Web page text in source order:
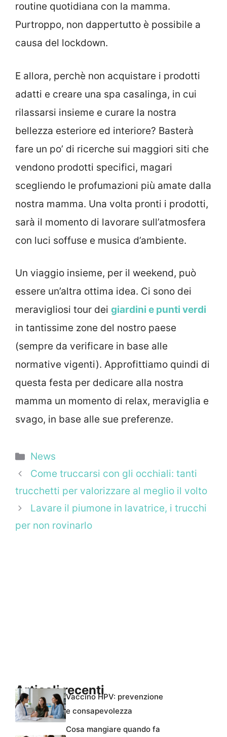
routine quotidiana con la mamma.
Purtroppo, non dappertutto è possibile a
causa del lockdown.
E allora, perchè non acquistare i prodotti
adatti e creare una spa casalinga, in cui
rilassarsi insieme e curare la nostra
bellezza esteriore ed interiore? Basterà
fare un po’ di ricerche sui maggiori siti che
vendono prodotti specifici, magari
scegliendo le profumazioni più amate dalla
nostra mamma. Una volta pronti i prodotti,
sarà il momento di lavorare sull’atmosfera
con luci soffuse e musica d’ambiente.
Un viaggio insieme, per il weekend, può
essere un’altra ottima idea. Ci sono dei
meravigliosi tour dei giardini e punti verdi
in tantissime zone del nostro paese
(sempre da verificare in base alle
normative vigenti). Approfittiamo quindi di
questa festa per dedicare alla nostra
mamma un momento di relax, meraviglia e
svago, in base alle sue preferenze.
Categorie
News
Come truccarsi con gli occhiali: tanti
trucchetti per valorizzare al meglio il volto
Lavare il piumone in lavatrice, i trucchi
per non rovinarlo
Articoli recentiVaccino HPV: prevenzione
e consapevolezza
Cosa mangiare quando fa